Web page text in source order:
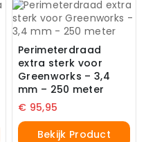
Perimeterdraad
extra sterk voor
Greenworks – 3,4
mm – 250 meter
€ 95,95
Bekijk Product